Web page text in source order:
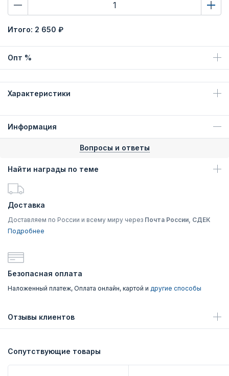
Итого: 2 650 ₽
Опт %
Характеристики
Информация
Вопросы и ответы
Найти награды по теме
Доставка
Доставляем по России и всему миру через Почта России, СДЕК
Подробнее
Безопасная оплата
Наложенный платеж, Оплата онлайн, картой и другие способы
Отзывы клиентов
Сопутствующие товары